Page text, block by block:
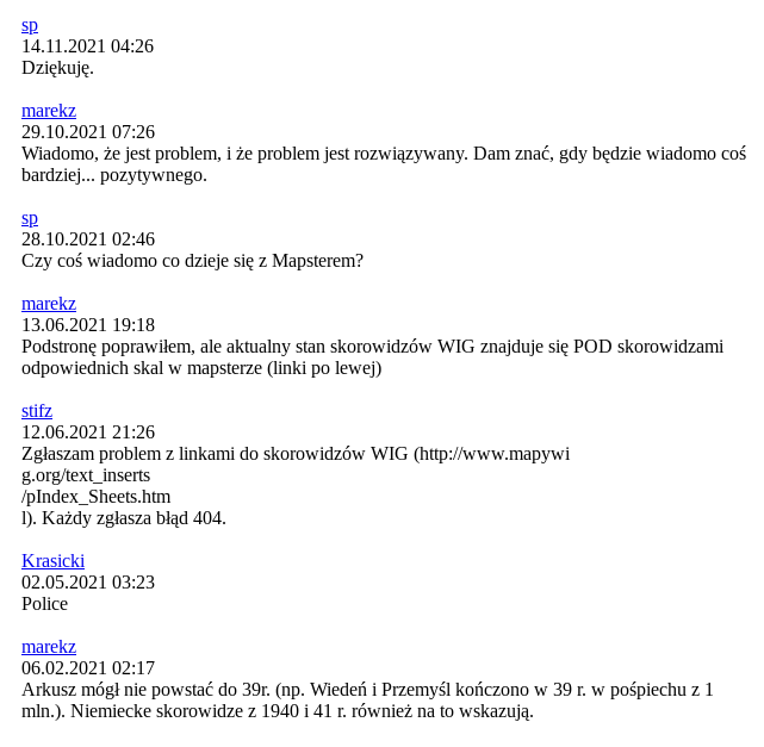
sp
14.11.2021 04:26
Dziękuję.
marekz
29.10.2021 07:26
Wiadomo, że jest problem, i że problem jest rozwiązywany. Dam znać, gdy będzie wiadomo coś
bardziej... pozytywnego.
sp
28.10.2021 02:46
Czy coś wiadomo co dzieje się z Mapsterem?
marekz
13.06.2021 19:18
Podstronę poprawiłem, ale aktualny stan skorowidzów WIG znajduje się POD skorowidzami
odpowiednich skal w mapsterze (linki po lewej)
stifz
12.06.2021 21:26
Zgłaszam problem z linkami do skorowidzów WIG (http://www.mapywi
g.org/text_inserts
/pIndex_Sheets.htm
l). Każdy zgłasza błąd 404.
Krasicki
02.05.2021 03:23
Police
marekz
06.02.2021 02:17
Arkusz mógł nie powstać do 39r. (np. Wiedeń i Przemyśl kończono w 39 r. w pośpiechu z 1
mln.). Niemiecke skorowidze z 1940 i 41 r. również na to wskazują.